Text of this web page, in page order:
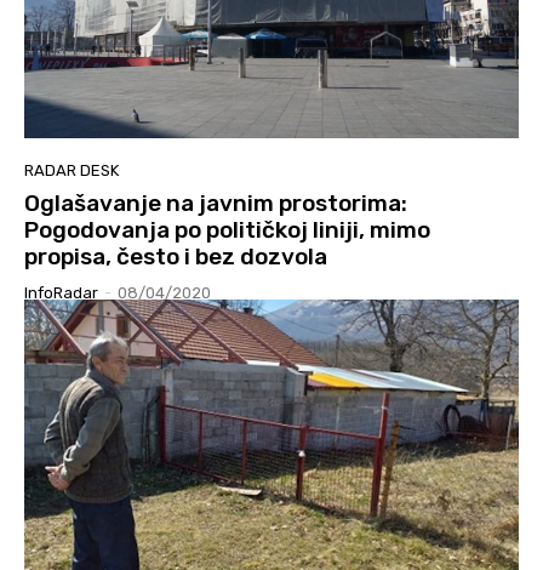
RADAR DESK
Oglašavanje na javnim prostorima:
Pogodovanja po političkoj liniji, mimo
propisa, često i bez dozvola
InfoRadar - 08/04/2020